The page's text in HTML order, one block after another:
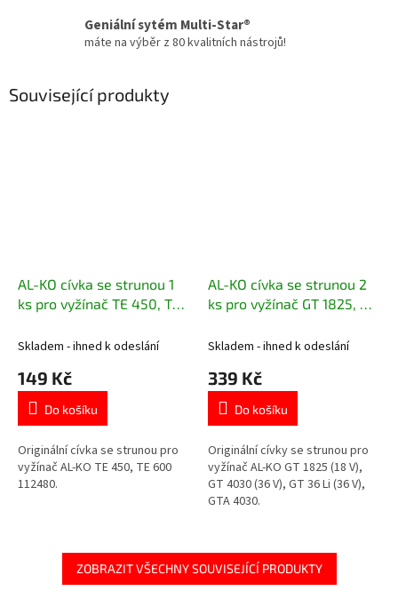
Geniální sytém Multi-Star®
máte na výběr z 80 kvalitních nástrojů!
Související produkty
AL-KO cívka se strunou 1
ks pro vyžínač TE 450, TE
Skladem - ihned k odeslání
149 Kč
Do košíku
Originální cívka se strunou pro
vyžínač AL-KO TE 450, TE 600
112480.
AL-KO cívka se strunou 2
ks pro vyžínač GT 1825, GT
Skladem - ihned k odeslání
339 Kč
Do košíku
Originální cívky se strunou pro
vyžínač AL-KO GT 1825 (18 V),
GT 4030 (36 V), GT 36 Li (36 V),
GTA 4030.
ZOBRAZIT VŠECHNY SOUVISEJÍCÍ PRODUKTY